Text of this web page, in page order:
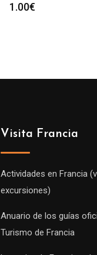
1.00€
Visita Francia
Actividades en Francia
excursiones)
Anuario de los guías
Turismo de Francia